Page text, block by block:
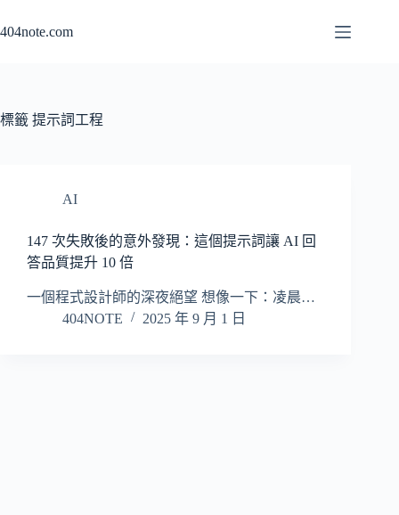
至
容
404note.com
標籤 提示詞工程
AI
147 次失敗後的意外發現：這個提示詞讓 AI 回
答品質提升 10 倍
一個程式設計師的深夜絕望 想像一下：凌晨…
404NOTE
2025 年 9 月 1 日